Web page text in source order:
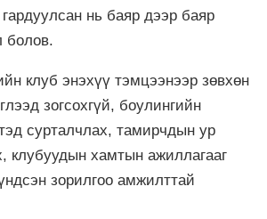
нь баяр дээр баяр
болов.
клуб энэхүү тэмцээнээр зөвхөн
зогсохгүй, боулингийн
сурталчлах, тамирчдын ур
клубуудын хамтын ажиллагааг
зорилгоо амжилттай